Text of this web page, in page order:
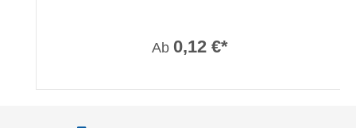
Ab 0,12 €*